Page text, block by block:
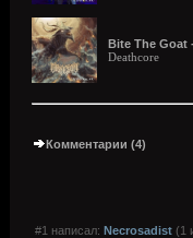
Bite The Goat
Deathcore
Комментарии (4)
#1 написал: Necrosadist (1